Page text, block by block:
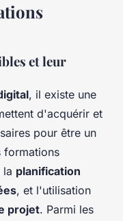
et leur
, il existe une
d'acquérir et
pour être un
formations
la planification
, et l'utilisation
projet. Parmi les